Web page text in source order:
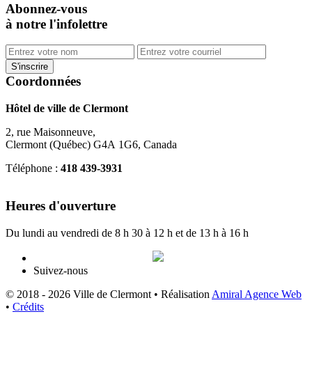
Abonnez-vous
à notre l'infolettre
Coordonnées
Hôtel de ville de Clermont
2, rue Maisonneuve,
Clermont (Québec) G4A 1G6, Canada
Téléphone : 418 439-3931
Heures d'ouverture
Du lundi au vendredi de 8 h 30 à 12 h et de 13 h à 16 h
Suivez-nous
© 2018 - 2026 Ville de Clermont • Réalisation Amiral Agence Web
• Crédits